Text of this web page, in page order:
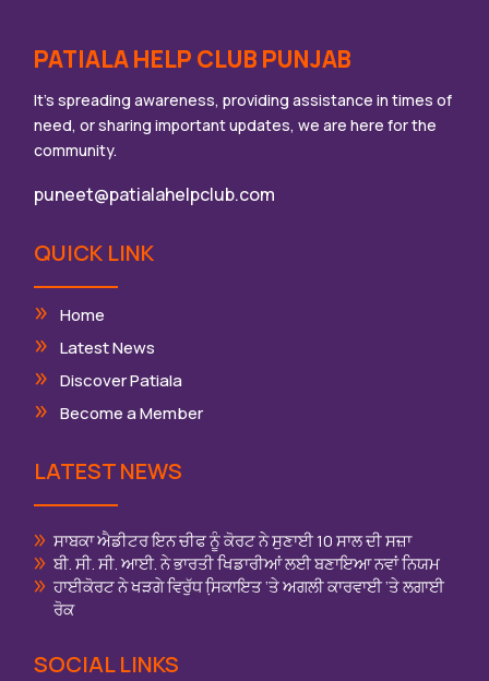
PATIALA HELP CLUB PUNJAB
It’s spreading awareness, providing assistance in times of
need, or sharing important updates, we are here for the
community.
puneet@patialahelpclub.com
QUICK LINK
Home
Latest News
Discover Patiala
Become a Member
LATEST NEWS
ਸਾਬਕਾ ਐਡੀਟਰ ਇਨ ਚੀਫ ਨੂੰ ਕੋਰਟ ਨੇ ਸੁਣਾਈ 10 ਸਾਲ ਦੀ ਸਜ਼ਾ
ਬੀ. ਸੀ. ਸੀ. ਆਈ. ਨੇ ਭਾਰਤੀ ਖਿਡਾਰੀਆਂ ਲਈ ਬਣਾਇਆ ਨਵਾਂ ਨਿਯਮ
ਹਾਈਕੋਰਟ ਨੇ ਖੜਗੇ ਵਿਰੁੱਧ ਸਿ਼ਕਾਇਤ ‘ਤੇ ਅਗਲੀ ਕਾਰਵਾਈ ‘ਤੇ ਲਗਾਈ
ਰੋਕ
SOCIAL LINKS